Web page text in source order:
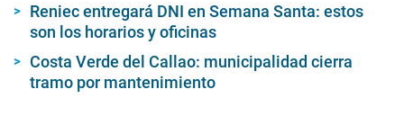
Reniec entregará DNI en Semana Santa: estos
son los horarios y oficinas
Costa Verde del Callao: municipalidad cierra
tramo por mantenimiento